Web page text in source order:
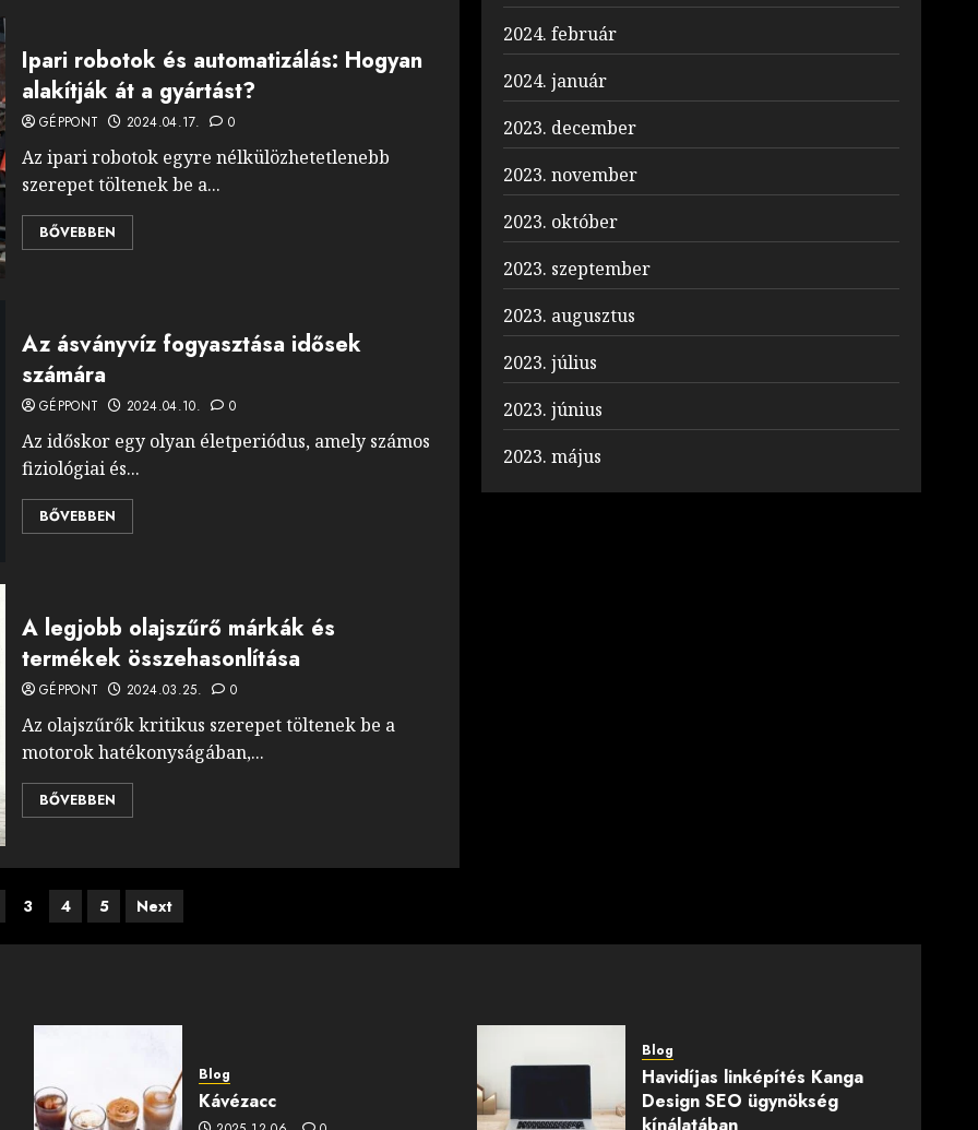
Ipari robotok és automatizálás: Hogyan
alakítják át a gyártást?
GÉPPONT 2024.04.17. 0
Az ipari robotok egyre nélkülözhetetlenebb
szerepet töltenek be a...
BŐVEBBEN
Az ásványvíz fogyasztása idősek
számára
GÉPPONT 2024.04.10. 0
Az időskor egy olyan életperiódus, amely számos
fiziológiai és...
BŐVEBBEN
A legjobb olajszűrő márkák és
termékek összehasonlítása
GÉPPONT 2024.03.25. 0
Az olajszűrők kritikus szerepet töltenek be a
motorok hatékonyságában,...
BŐVEBBEN
3 4 5 Next
2024. február
2024. január
2023. december
2023. november
2023. október
2023. szeptember
2023. augusztus
2023. július
2023. június
2023. május
Blog
Kávézacc
Blog
Havidíjas linképítés Kanga
Design SEO ügynökség
kínálatában